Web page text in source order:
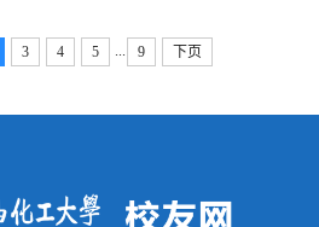
总工程师常回母校...
，大连石化公司执行董事、党委书记
全面合作，多次召...
3 4 5 9 下页